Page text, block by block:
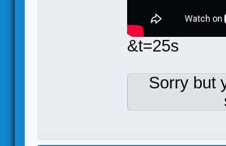
&t=25s
Sorry but